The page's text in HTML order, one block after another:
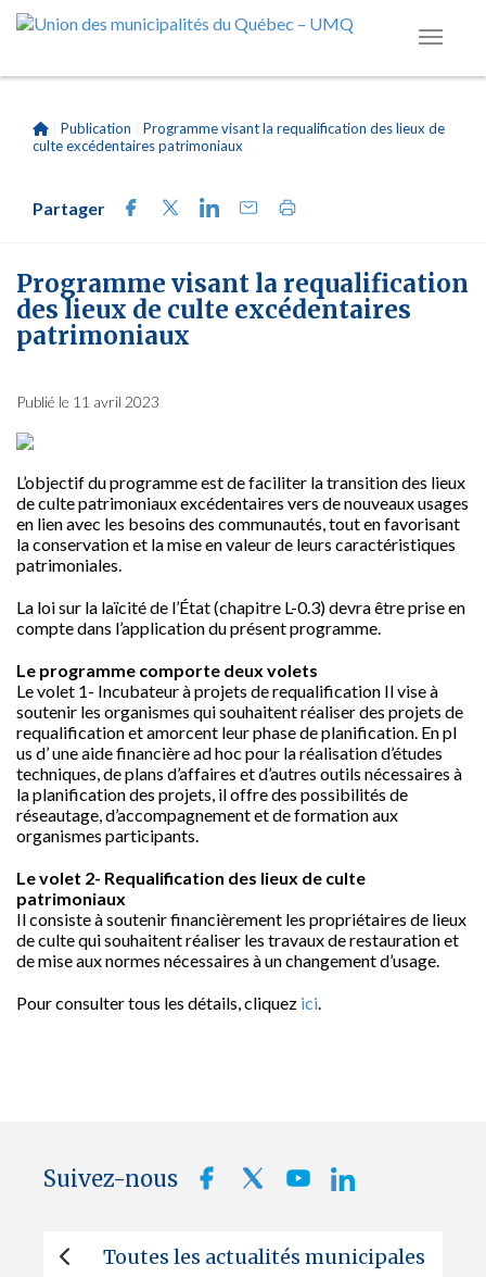
Publication
Programme visant la requalification des lieux de
culte excédentaires patrimoniaux
Partager
Programme visant la requalification
des lieux de culte excédentaires
patrimoniaux
Publié le 11 avril 2023
L’objectif du programme est de faciliter la transition des lieux
de culte patrimoniaux excédentaires vers de nouveaux usages
en lien avec les besoins des communautés, tout en favorisant
la conservation et la mise en valeur de leurs caractéristiques
patrimoniales.
La loi sur la laïcité de l’État (chapitre L-0.3) devra être prise en
compte dans l’application du présent programme.
Le programme comporte deux volets
Le volet 1- Incubateur à projets de requalification Il vise à
soutenir les organismes qui souhaitent réaliser des projets de
requalification et amorcent leur phase de planification. En pl
us d’ une aide financière ad hoc pour la réalisation d’études
techniques, de plans d’affaires et d’autres outils nécessaires à
la planification des projets, il offre des possibilités de
réseautage, d’accompagnement et de formation aux
organismes participants.
Le volet 2- Requalification des lieux de culte
patrimoniaux
Il consiste à soutenir financièrement les propriétaires de lieux
de culte qui souhaitent réaliser les travaux de restauration et
de mise aux normes nécessaires à un changement d’usage.
Pour consulter tous les détails, cliquez ici.
Suivez-nous
Toutes les actualités municipales